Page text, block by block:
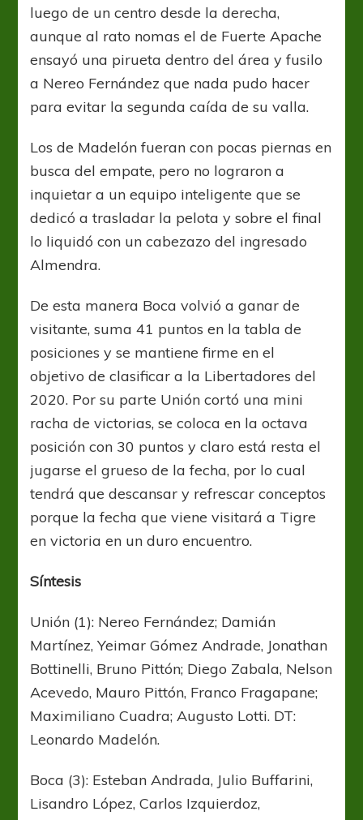
luego de un centro desde la derecha,
aunque al rato nomas el de Fuerte Apache
ensayó una pirueta dentro del área y fusilo
a Nereo Fernández que nada pudo hacer
para evitar la segunda caída de su valla.
Los de Madelón fueran con pocas piernas en
busca del empate, pero no lograron a
inquietar a un equipo inteligente que se
dedicó a trasladar la pelota y sobre el final
lo liquidó con un cabezazo del ingresado
Almendra.
De esta manera Boca volvió a ganar de
visitante, suma 41 puntos en la tabla de
posiciones y se mantiene firme en el
objetivo de clasificar a la Libertadores del
2020. Por su parte Unión cortó una mini
racha de victorias, se coloca en la octava
posición con 30 puntos y claro está resta el
jugarse el grueso de la fecha, por lo cual
tendrá que descansar y refrescar conceptos
porque la fecha que viene visitará a Tigre
en victoria en un duro encuentro.
Síntesis
Unión (1): Nereo Fernández; Damián
Martínez, Yeimar Gómez Andrade, Jonathan
Bottinelli, Bruno Pittón; Diego Zabala, Nelson
Acevedo, Mauro Pittón, Franco Fragapane;
Maximiliano Cuadra; Augusto Lotti. DT:
Leonardo Madelón.
Boca (3): Esteban Andrada, Julio Buffarini,
Lisandro López, Carlos Izquierdoz,